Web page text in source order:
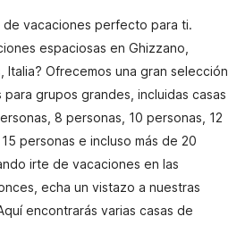
de vacaciones perfecto para ti.
espaciosas en Ghizzano,
Italia? Ofrecemos una gran selección
grupos grandes, incluidas casas
8 personas, 10 personas, 12
personas e incluso más de 20
irte de vacaciones en las
echa un vistazo a nuestras
encontrarás varias casas de